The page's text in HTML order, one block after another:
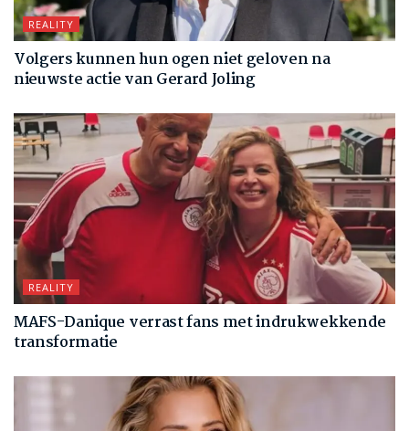
REALITY
Volgers kunnen hun ogen niet geloven na
nieuwste actie van Gerard Joling
REALITY
MAFS-Danique verrast fans met indrukwekkende
transformatie